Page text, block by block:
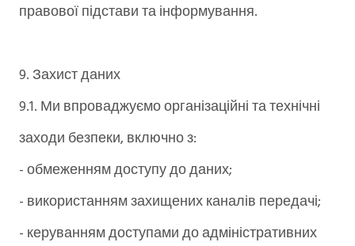
правової підстави та інформування.
9. Захист даних
9.1. Ми впроваджуємо організаційні та технічні
заходи безпеки, включно з:
- обмеженням доступу до даних;
- використанням захищених каналів передачі;
- керуванням доступами до адміністративних